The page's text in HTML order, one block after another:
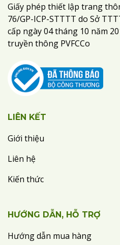
Giấy phép thiết lập trang
76/GP-ICP-STTTT do Sở
cấp ngày 04 tháng 10 năm
truyền thông PVFCCo
LIÊN KẾT
Giới thiệu
Liên hệ
Kiến thức
HƯỚNG DẪN, HỖ TRỢ
Hướng dẫn mua hàng